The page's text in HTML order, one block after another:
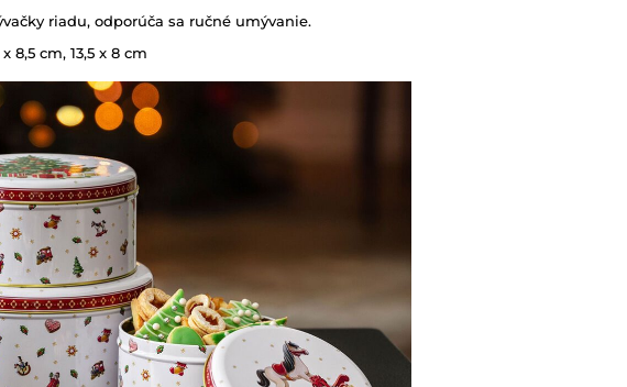
riadu, odporúča sa ručné umývanie.
8,5 cm, 13,5 x 8 cm